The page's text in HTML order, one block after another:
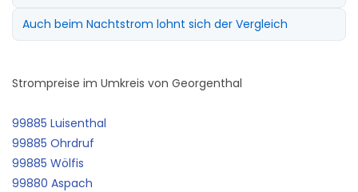
Auch beim Nachtstrom lohnt sich der Vergleich
Strompreise im Umkreis von Georgenthal
99885 Luisenthal
99885 Ohrdruf
99885 Wölfis
99880 Aspach